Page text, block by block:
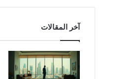
آخر المقالات